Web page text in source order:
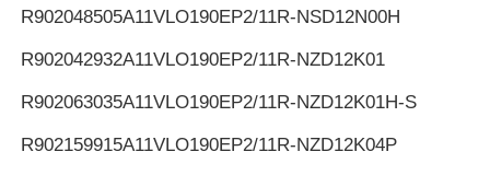
R902048505A11VLO190EP2/11R-NSD12N00H
R902042932A11VLO190EP2/11R-NZD12K01
R902063035A11VLO190EP2/11R-NZD12K01H-S
R902159915A11VLO190EP2/11R-NZD12K04P